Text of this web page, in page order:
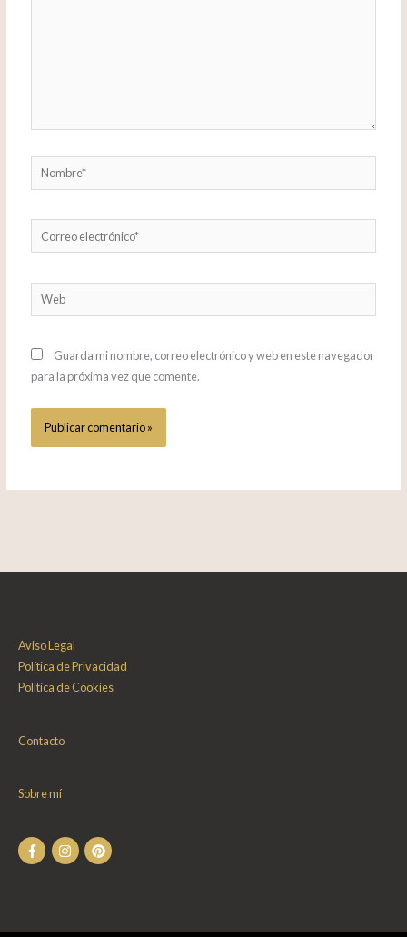
Nombre*
Correo
electrónico*
Web
Guarda mi nombre, correo electrónico y web en este navegador
para la próxima vez que comente.
Aviso Legal
Política de Privacidad
Política de Cookies
Contacto
Sobre mí